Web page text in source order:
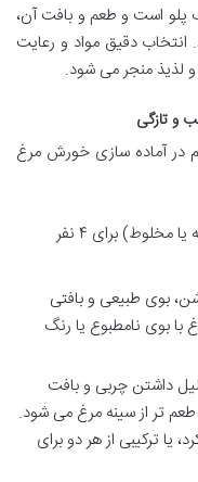
است و طعم و بافت آن،
انتخاب دقیق مواد و رعایت
منجر می شود.
و تازگی
در آماده سازی خورش مرغ
بوی طبیعی و بافتی
با بوی نامطبوع یا رنگ
داشتن چربی و بافت
تر از سینه مرغ می شود.
یا ترکیبی از هر دو برای